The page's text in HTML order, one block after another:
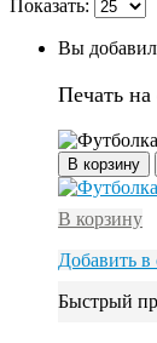
Показать:
Вы
Печать
В корзину
В корзину
Добавить
Быстрый